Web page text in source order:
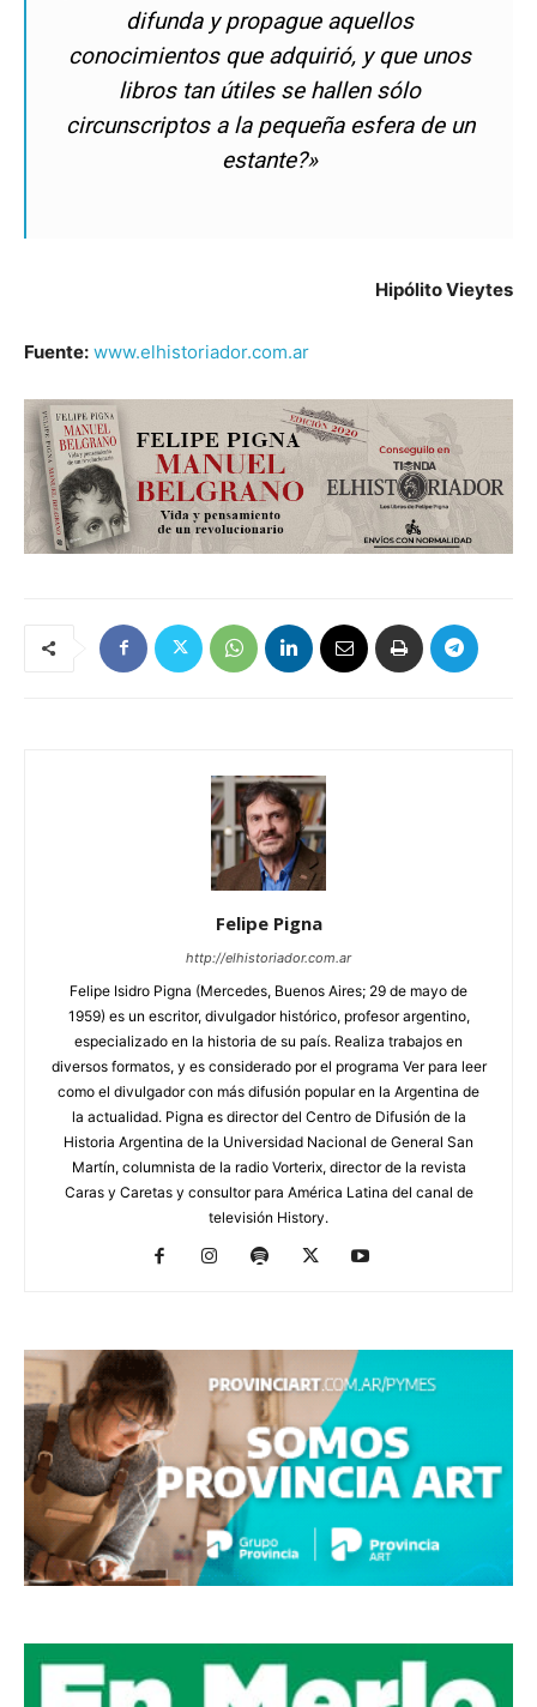
difunda y propague aquellos
conocimientos que adquirió, y que unos
libros tan útiles se hallen sólo
circunscriptos a la pequeña esfera de un
estante?»
Hipólito Vieytes
Fuente: www.elhistoriador.com.ar
Felipe Pigna
http://elhistoriador.com.ar
Felipe Isidro Pigna (Mercedes, Buenos Aires; 29 de mayo de
1959) es un escritor, divulgador histórico, profesor argentino,
especializado en la historia de su país. Realiza trabajos en
diversos formatos, y es considerado por el programa Ver para leer
como el divulgador con más difusión popular en la Argentina de
la actualidad. Pigna es director del Centro de Difusión de la
Historia Argentina de la Universidad Nacional de General San
Martín, columnista de la radio Vorterix, director de la revista
Caras y Caretas y consultor para América Latina del canal de
televisión History.